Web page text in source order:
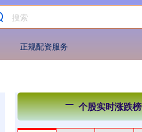
正规配资服务
个股实时涨跌榜